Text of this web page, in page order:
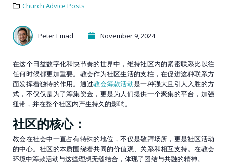
Church Advice Posts
Peter Emad November 9, 2024
在这个日益数字化和快节奏的世界中，维持社区内的紧密联系比以往
任何时候都更加重要。教会作为社区生活的支柱，在促进这种联系方
面发挥着独特的作用。通过教会筹款活动是一种强大且引人入胜的方
式，不仅仅是为了筹集资金，更是为人们提供一个聚集的平台，加强
纽带，并在整个社区内产生持久的影响。
社区的核心：
教会在社会中一直占有特殊的地位，不仅是敬拜场所，更是社区活动
的中心。社区的本质围绕着共同的价值观、关系和相互支持。在教会
环境中筹款活动与这些理想无缝结合，体现了团结与共融的精神。